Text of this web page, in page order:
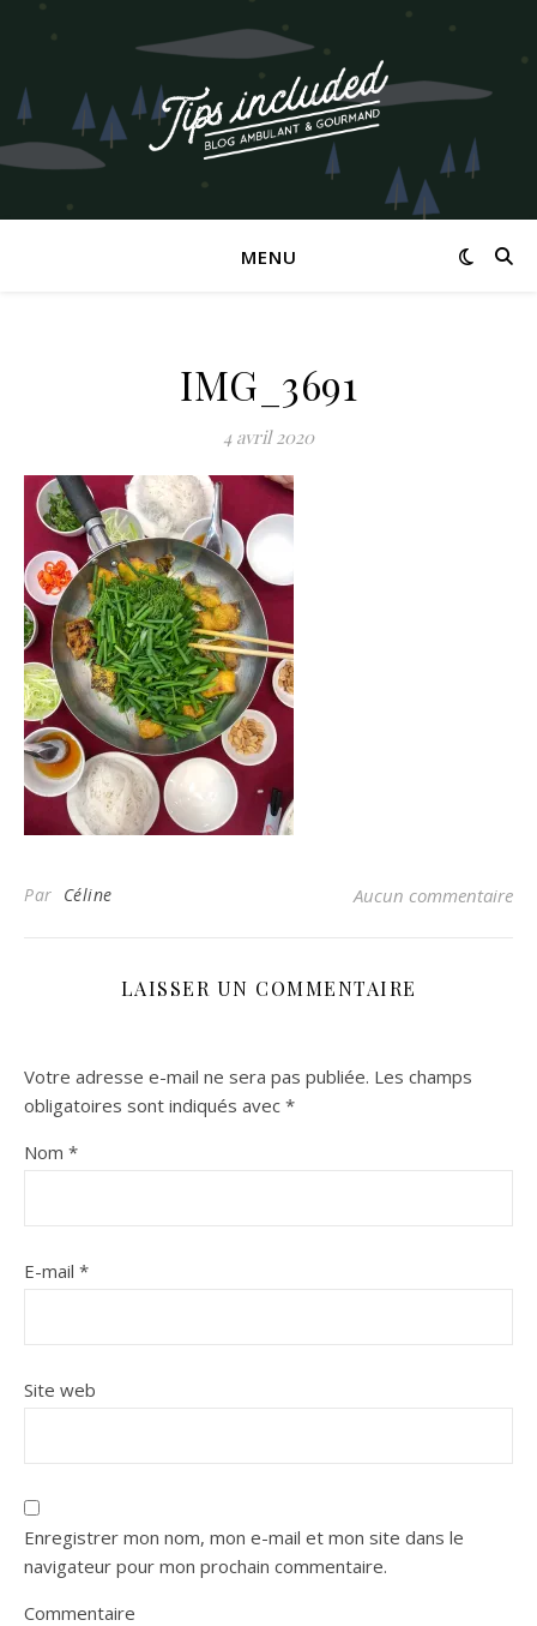
MENU
IMG_3691
4 avril 2020
Par Céline Aucun commentaire
LAISSER UN COMMENTAIRE
Votre adresse e-mail ne sera pas publiée. Les champs
obligatoires sont indiqués avec *
Nom *
E-mail *
Site web
Enregistrer mon nom, mon e-mail et mon site dans le
navigateur pour mon prochain commentaire.
Commentaire